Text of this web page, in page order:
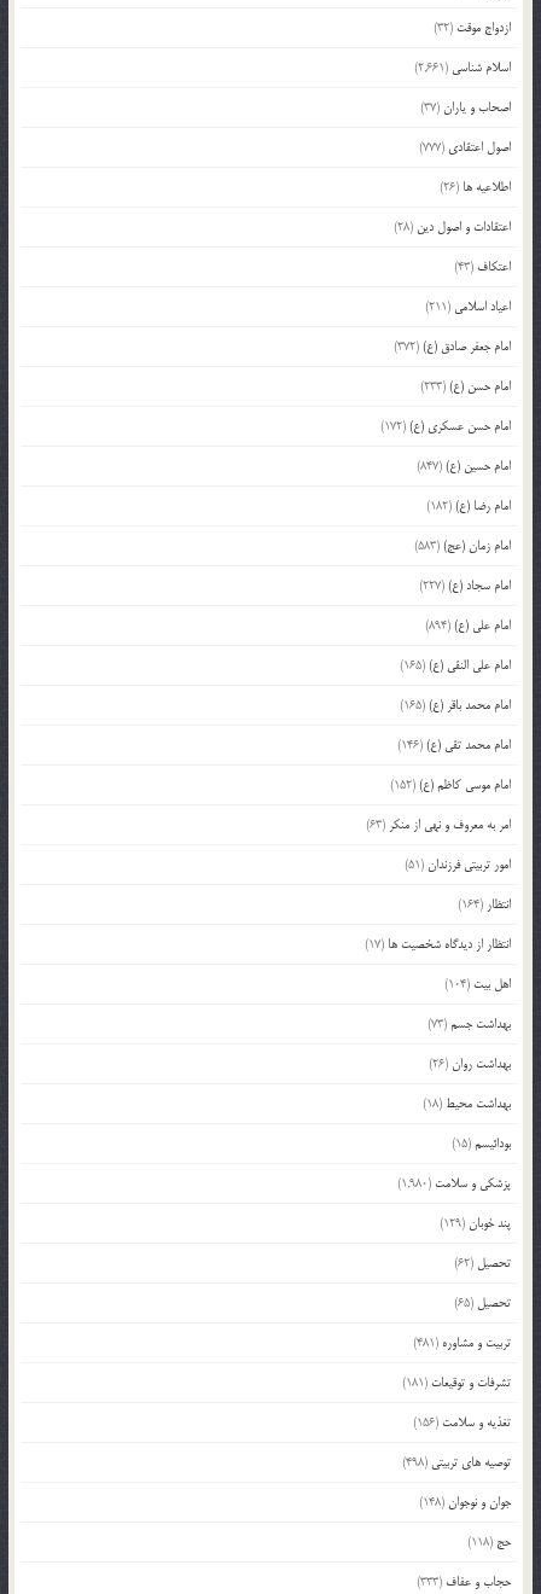
ازدواج موقت (32)
اسلام شناسی (2,661)
اصحاب و یاران(37)
اصول اعتقادی (777)
اطلاعیه ها (26)
اعتقادات و اصول دین (28)
اعتکاف (43)
اعیاد اسلامی (211)
امام جعفر صادق (ع)(372)
امام حسن (ع)(233)
امام حسن عسکری (ع)(172)
امام حسین (ع)(847)
امام رضا (ع)(182)
امام زمان (عج)(583)
امام سجاد (ع)(227)
امام علی (ع)(894)
امام علی النقی (ع)(165)
امام محمد باقر (ع)(165)
امام محمد تقی (ع)(146)
امام موسی کاظم (ع)(152)
امر به معروف و نهی از منکر (63)
امور تربیتی فرزندان(51)
انتظار (164)
انتظار از دیدگاه شخصیت ها (17)
اهل بیت (104)
بهداشت جسم(73)
بهداشت روان(26)
بهداشت محیط (18)
بودائیسم(15)
پزشکی و سلامت (1,980)
پند خوبان(129)
تحصیل (62)
تحصیل (65)
تربیت و مشاوره (481)
تشرفات و توقیعات (181)
تغذیه و سلامت (156)
توصیه های تربیتی (498)
جوان و نوجوان(148)
حج (118)
حجاب و عفاف (333)